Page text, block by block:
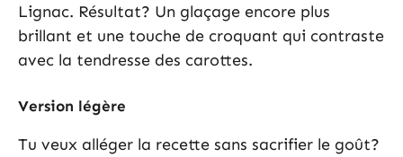
Lignac. Résultat? Un glaçage encore plus
brillant et une touche de croquant qui contraste
avec la tendresse des carottes.
Version légère
Tu veux alléger la recette sans sacrifier le goût?